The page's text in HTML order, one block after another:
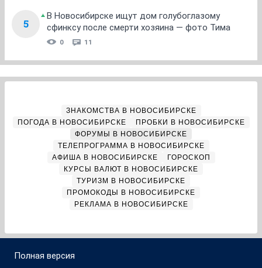
5
В Новосибирске ищут дом голубоглазому
сфинксу после смерти хозяина — фото Тима
0 11
ЗНАКОМСТВА В НОВОСИБИРСКЕ
ПОГОДА В НОВОСИБИРСКЕ
ПРОБКИ В НОВОСИБИРСКЕ
ФОРУМЫ В НОВОСИБИРСКЕ
ТЕЛЕПРОГРАММА В НОВОСИБИРСКЕ
АФИША В НОВОСИБИРСКЕ
ГОРОСКОП
КУРСЫ ВАЛЮТ В НОВОСИБИРСКЕ
ТУРИЗМ В НОВОСИБИРСКЕ
ПРОМОКОДЫ В НОВОСИБИРСКЕ
РЕКЛАМА В НОВОСИБИРСКЕ
Полная версия